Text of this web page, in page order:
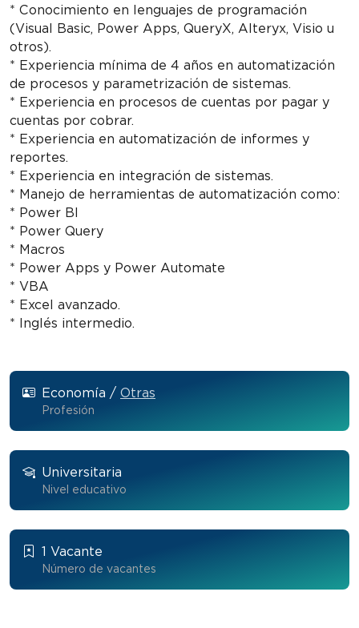
* Conocimiento en lenguajes de programación
(Visual Basic, Power Apps, QueryX, Alteryx, Visio u
otros).
* Experiencia mínima de 4 años en automatización
de procesos y parametrización de sistemas.
* Experiencia en procesos de cuentas por pagar y
cuentas por cobrar.
* Experiencia en automatización de informes y
reportes.
* Experiencia en integración de sistemas.
* Manejo de herramientas de automatización como:
* Power BI
* Power Query
* Macros
* Power Apps y Power Automate
* VBA
* Excel avanzado.
* Inglés intermedio.
Economía / Otras
Profesión
Universitaria
Nivel educativo
1 Vacante
Número de vacantes